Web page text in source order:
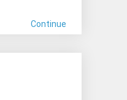
Continue